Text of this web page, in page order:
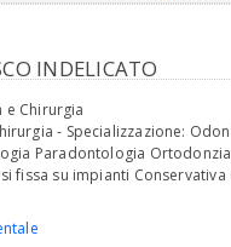
INDELICATO
e Chirurgia
- Specializzazione:
Paradontologia
fissa su impianti